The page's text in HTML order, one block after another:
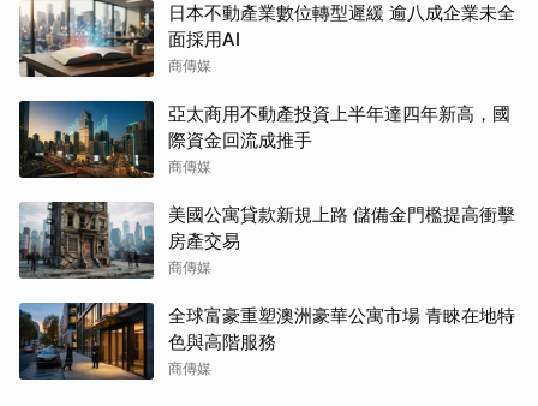
日本不動產業數位轉型遲緩 逾八成企業未全
面採用AI
商傳媒
亞太商用不動產投資上半年達四年新高，國
際資金回流成推手
商傳媒
美國公寓貸款新規上路 儲備金門檻提高衝擊
房產交易
商傳媒
全球富豪重塑澳洲豪華公寓市場 青睞在地特
色與高階服務
商傳媒